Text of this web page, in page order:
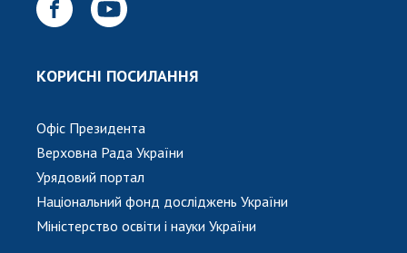
ПРОФСПІЛКА НАН УКРАЇНИ
КОРИСНІ ПОСИЛАННЯ
Офіс Президента
Верховна Рада України
Урядовий портал
Національний фонд досліджень України
Міністерство освіти і науки України